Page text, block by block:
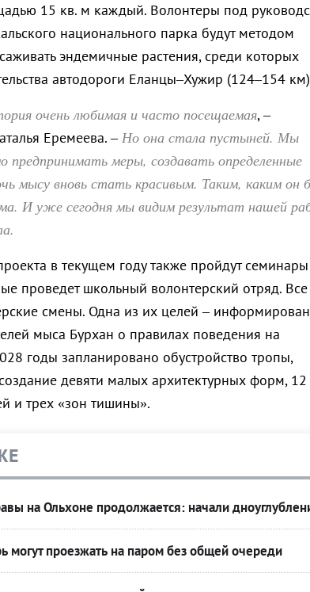
15 кв. м каждый. Волонтеры под
национального парка будут методом
эндемичные растения, среди которых
автодороги Еланцы–Хужир (124–154
очень любимая и часто посещаемая, –
Еремеева. –Но она стала пустыней. Мы
предпринимать меры, создавать определенные
мысу вновь стать красивым. Таким, каким он
И уже сегодня мы видим результат нашей
в текущем году также пройдут
проведет школьный волонтерский отряд. Все
смены. Одна из их целей –
мыса Бурхан о правилах поведения на
годы запланировано обустройство тропы,
девяти малых архитектурных форм, 12
и трех «зон тишины».
на Ольхоне продолжается: начали
могут проезжать на паром без общей очереди